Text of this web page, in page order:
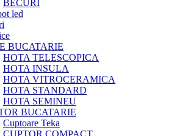
BECURI
led
BUCATARIE
HOTA TELESCOPICA
HOTA INSULA
HOTA VITROCERAMICA
HOTA STANDARD
HOTA SEMINEU
BUCATARIE
Cuptoare Teka
CUPTOR COMPACT